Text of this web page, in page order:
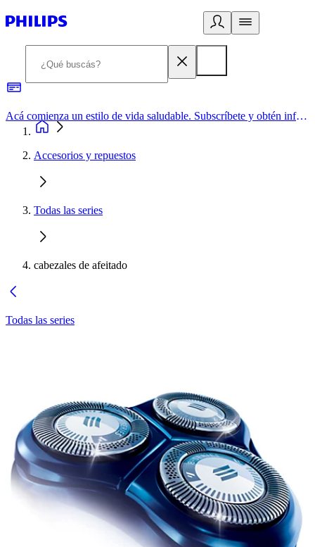
Acá comienza un estilo de vida saludable. Subscríbete y obtén información de primera mano
Accesorios y repuestos
Todas las series
cabezales de afeitado
Todas las series